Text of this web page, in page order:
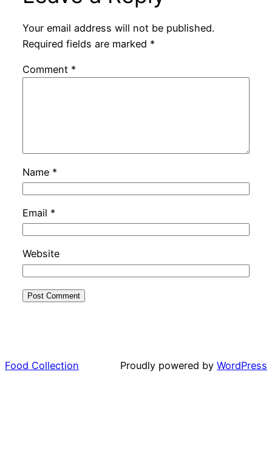
Your email address will not be published.
Required fields are marked *
Comment *
Name *
Email *
Website
Food Collection Proudly powered by WordPress